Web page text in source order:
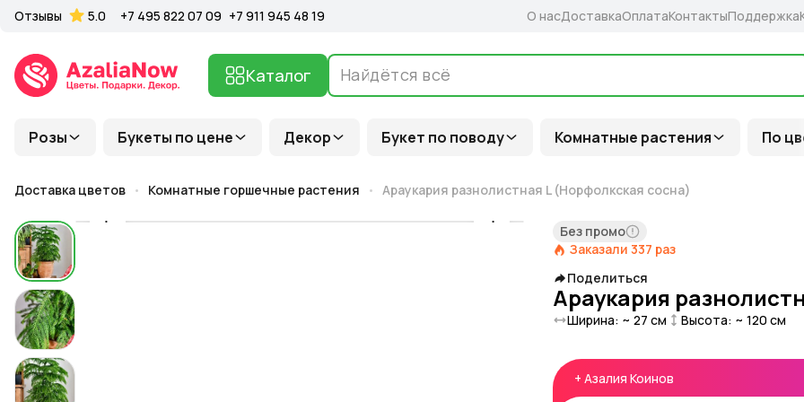
Розы Букеты по цене Декор Букет по поводу Комнатные растения По
Каталог
Отзывы 5.0 +7 495 822 07 09 +7 911 945 48 19 О насДоставкаОплатаКонтактыПоддержка
Доставка цветов Комнатные горшечные растения Араукария разнолистная L (Норфолкская сосна)
Без промо
Заказали 337 раз
Поделиться
Араукария
Ширина: ~ 27 см Высота: ~ 120 см
+ Азалия Коинов